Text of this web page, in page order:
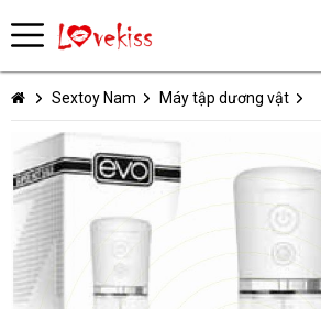
Sextoy Nam Máy tập dương vật